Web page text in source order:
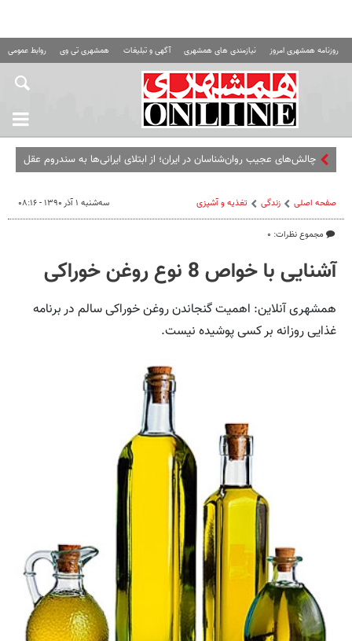
روزنامه همشهری امروز نیازمندی های همشهری آگهی و تبلیغات همشهری تی وی روابط عمومی
چالش‌های عجیب روان‌شناسان در ایران؛ از ابتلای ایرانی‌ها به سندروم عقل
صفحه اصلی زندگی تغذیه و آشپزی
مجموع نظرات: ۰
سه‌شنبه ۱ آذر ۱۳۹۰ - ۰۸:۱۶
آشنایی با خواص 8 نوع روغن خوراکی
همشهری آنلاین: اهمیت گنجاندن روغن خوراکی سالم در برنامه
غذایی روزانه بر کسی پوشیده نیست.